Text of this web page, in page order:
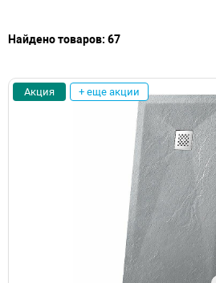
Найдено товаров: 67
Акция + еще акции